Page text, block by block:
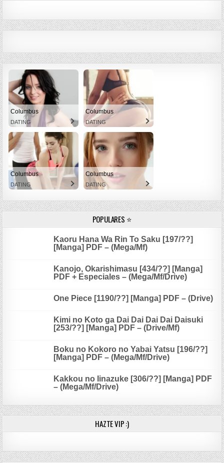
Columbus
DATING
Columbus
DATING
Columbus
DATING
Columbus
DATING
POPULARES ⭐
Kaoru Hana Wa Rin To Saku [197/??]
[Manga] PDF – (Mega/Mf)
Kanojo, Okarishimasu [434/??] [Manga]
PDF + Especiales – (Mega/Mf/Drive)
One Piece [1190/??] [Manga] PDF – (Drive)
Kimi no Koto ga Dai Dai Dai Dai Daisuki
[253/??] [Manga] PDF – (Drive/Mf)
Boku no Kokoro no Yabai Yatsu [196/??]
[Manga] PDF – (Mega/Mf/Drive)
Kakkou no Iinazuke [306/??] [Manga] PDF
– (Mega/Mf/Drive)
HAZTE VIP :)